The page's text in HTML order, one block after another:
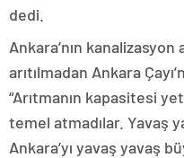
dedi.
Ankara’nın kanalizasyon
arıtılmadan Ankara
“Arıtmanın kapasitesi
temel atmadılar. Yavaş
Ankara’yı yavaş yavaş